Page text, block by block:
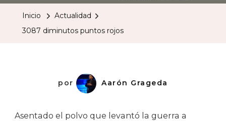
Inicio
Actualidad
3087 diminutos puntos rojos
por Aarón Grageda
Asentado el polvo que levantó la guerra a